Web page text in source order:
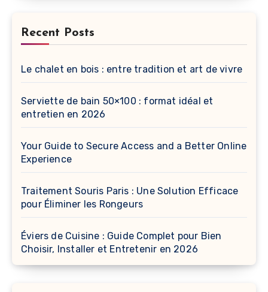
Recent Posts
Le chalet en bois : entre tradition et art de vivre
Serviette de bain 50×100 : format idéal et
entretien en 2026
Your Guide to Secure Access and a Better Online
Experience
Traitement Souris Paris : Une Solution Efficace
pour Éliminer les Rongeurs
Éviers de Cuisine : Guide Complet pour Bien
Choisir, Installer et Entretenir en 2026